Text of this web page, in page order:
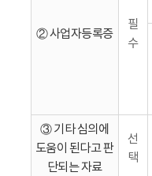
② 사업자등록증
필
수
③ 기타 심의에
도움이 된다고 판
단되는 자료
선
택